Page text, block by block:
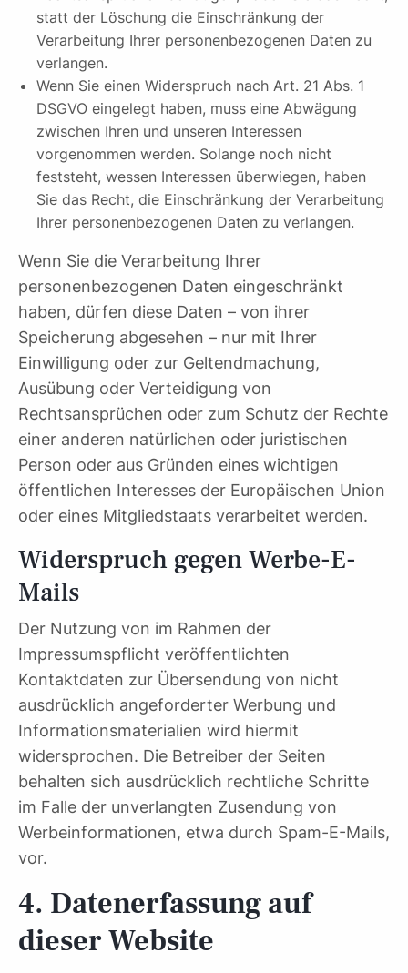
statt der Löschung die Einschränkung der
Verarbeitung Ihrer personenbezogenen Daten zu
verlangen.
Wenn Sie einen Widerspruch nach Art. 21 Abs. 1
DSGVO eingelegt haben, muss eine Abwägung
zwischen Ihren und unseren Interessen
vorgenommen werden. Solange noch nicht
feststeht, wessen Interessen überwiegen, haben
Sie das Recht, die Einschränkung der Verarbeitung
Ihrer personenbezogenen Daten zu verlangen.
Wenn Sie die Verarbeitung Ihrer
personenbezogenen Daten eingeschränkt
haben, dürfen diese Daten – von ihrer
Speicherung abgesehen – nur mit Ihrer
Einwilligung oder zur Geltendmachung,
Ausübung oder Verteidigung von
Rechtsansprüchen oder zum Schutz der Rechte
einer anderen natürlichen oder juristischen
Person oder aus Gründen eines wichtigen
öffentlichen Interesses der Europäischen Union
oder eines Mitgliedstaats verarbeitet werden.
Widerspruch gegen Werbe-E-
Mails
Der Nutzung von im Rahmen der
Impressumspflicht veröffentlichten
Kontaktdaten zur Übersendung von nicht
ausdrücklich angeforderter Werbung und
Informationsmaterialien wird hiermit
widersprochen. Die Betreiber der Seiten
behalten sich ausdrücklich rechtliche Schritte
im Falle der unverlangten Zusendung von
Werbeinformationen, etwa durch Spam-E-Mails,
vor.
4. Datenerfassung auf
dieser Website